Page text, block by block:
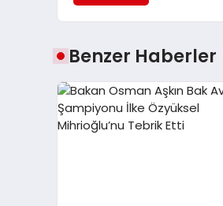
Benzer Haberler